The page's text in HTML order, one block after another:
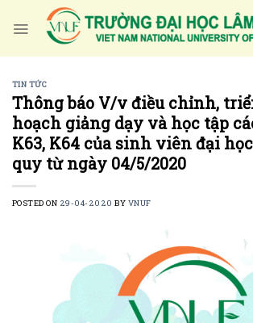
TIN TỨC
Thông báo V/v điều chỉnh,
hoạch giảng dạy và học tập
K63, K64 của sinh viên đại
quy từ ngày 04/5/2020
POSTED ON 29-04-2020 BY VNUF